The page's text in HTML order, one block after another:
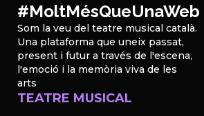
#MoltMésQueUnaWeb
Som la veu del teatre musical català.
Una plataforma que uneix passat,
present i futur a través de l'escena,
l'emoció i la memòria viva de les
arts
TEATRE MUSICAL